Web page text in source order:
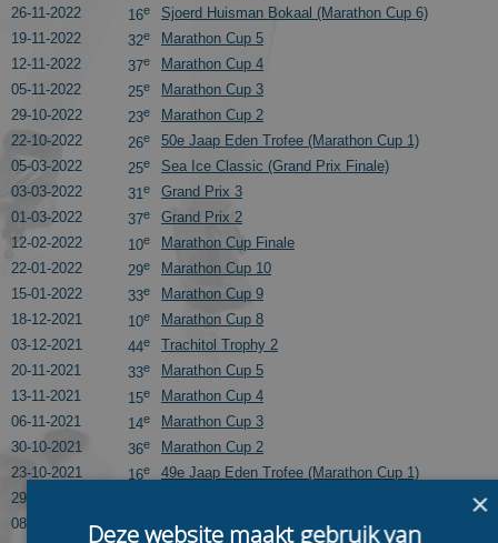
26-11-2022
16e
Sjoerd Huisman Bokaal (Marathon Cup 6)
19-11-2022
32e
Marathon Cup 5
12-11-2022
37e
Marathon Cup 4
05-11-2022
25e
Marathon Cup 3
29-10-2022
23e
Marathon Cup 2
22-10-2022
26e
50e Jaap Eden Trofee (Marathon Cup 1)
05-03-2022
25e
Sea Ice Classic (Grand Prix Finale)
03-03-2022
31e
Grand Prix 3
01-03-2022
37e
Grand Prix 2
12-02-2022
10e
Marathon Cup Finale
22-01-2022
29e
Marathon Cup 10
15-01-2022
33e
Marathon Cup 9
18-12-2021
10e
Marathon Cup 8
03-12-2021
44e
Trachitol Trophy 2
20-11-2021
33e
Marathon Cup 5
13-11-2021
15e
Marathon Cup 4
06-11-2021
14e
Marathon Cup 3
30-10-2021
36e
Marathon Cup 2
23-10-2021
16e
49e Jaap Eden Trofee (Marathon Cup 1)
29-02-2020
08-02-2020
20
Sjoerd Huisman Bokaal (KPN Marathon Cup 12)
×
Deze website maakt gebruik van